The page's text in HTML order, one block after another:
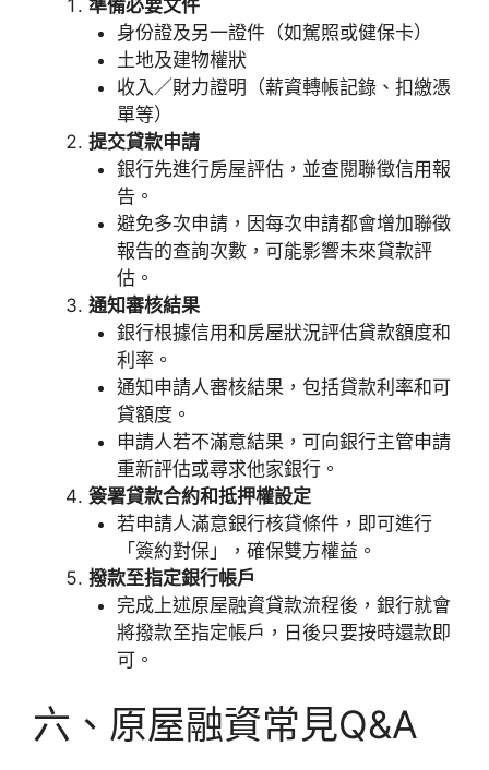
準備必要文件
身份證及另一證件（如駕照或健保卡）
土地及建物權狀
收入／財力證明（薪資轉帳記錄、扣繳憑
單等）
提交貸款申請
銀行先進行房屋評估，並查閱聯徵信用報
告。
避免多次申請，因每次申請都會增加聯徵
報告的查詢次數，可能影響未來貸款評
估。
通知審核結果
銀行根據信用和房屋狀況評估貸款額度和
利率。
通知申請人審核結果，包括貸款利率和可
貸額度。
申請人若不滿意結果，可向銀行主管申請
重新評估或尋求他家銀行。
簽署貸款合約和抵押權設定
若申請人滿意銀行核貸條件，即可進行
「簽約對保」，確保雙方權益。
撥款至指定銀行帳戶
完成上述原屋融資貸款流程後，銀行就會
將撥款至指定帳戶，日後只要按時還款即
可。
六、原屋融資常見Q&A